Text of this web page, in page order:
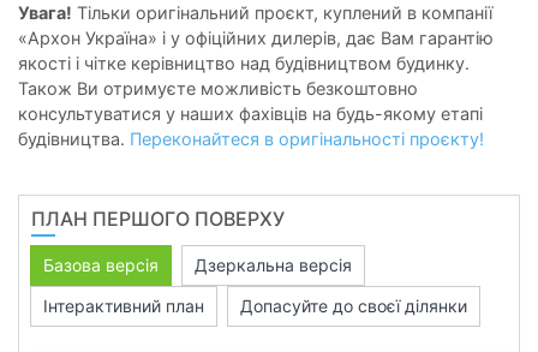
Увага! Тільки оригінальний проєкт, куплений в компанії
«Архон Україна» і у офіційних дилерів, дає Вам гарантію
якості і чітке керівництво над будівництвом будинку.
Також Ви отримуєте можливість безкоштовно
консультуватися у наших фахівців на будь-якому етапі
будівництва. Переконайтеся в оригінальності проєкту!
ПЛАН ПЕРШОГО ПОВЕРХУ
Базова версія
Дзеркальна версія
Інтерактивний план
Допасуйте до своєї ділянки